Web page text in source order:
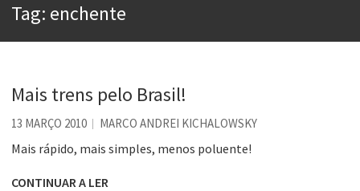
Aprender a fracassar é o segredo do sucesso
Esse tal de Rock Gaúcho
Os causos de Jorge Luis Borges
Voto obrigatório é correto?
Tag: enchente
Mais trens pelo Brasil!
13 MARÇO 2010 MARCO ANDREI KICHALOWSKY
Mais rápido, mais simples, menos poluente!
CONTINUAR A LER